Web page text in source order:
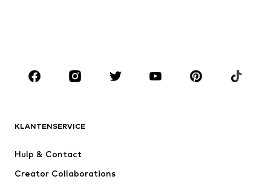
Accessoires
Premium
Nieuw
T-shirt & tops
Jassen
KLANTENSERVICE
Hulp & Contact
Creator Collaborations